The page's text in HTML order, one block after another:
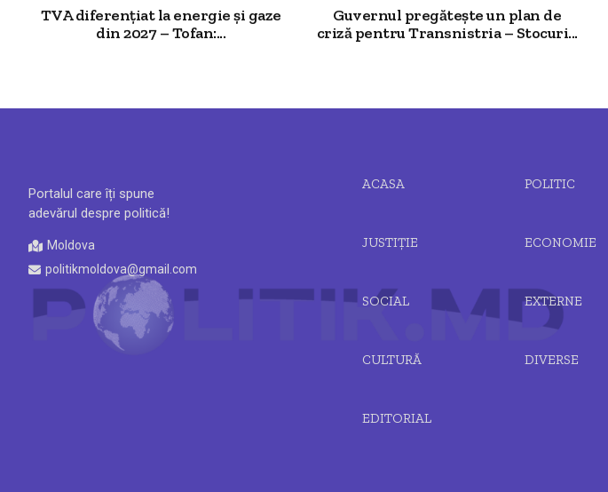
TVA diferențiat la energie și gaze
din 2027 – Tofan:...
Guvernul pregătește un plan de
criză pentru Transnistria – Stocuri...
Portalul care îți spune
adevărul despre politică!
Moldova
politikmoldova@gmail.com
ACASA POLITIC
JUSTIȚIE ECONOMIE
SOCIAL EXTERNE
CULTURĂ DIVERSE
EDITORIAL